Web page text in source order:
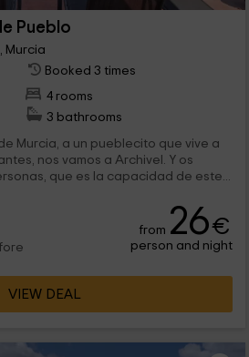
Pueblo
Murcia
Booked 3 times
4 rooms
3 bathrooms
Murcia, a un pueblecito que vive a
nos vamos a Archivel. Y os
que es la capacidad de este...
from 26€
person and night
VIEW DEAL